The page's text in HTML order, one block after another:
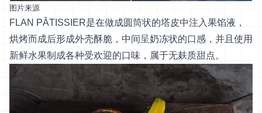
图片来源
FLAN PÂTISSIER是在做成圆筒状的塔皮中注入果馅液，
烘烤而成后形成外壳酥脆，中间呈奶冻状的口感，并且使用
新鲜水果制成各种受欢迎的口味，属于无麸质甜点。